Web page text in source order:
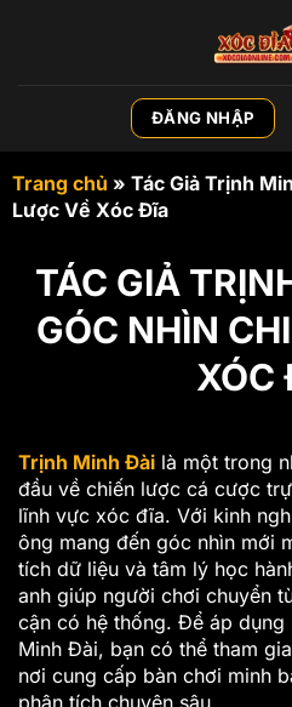
ĐĂNG NHẬP
Trang chủ » Tác Giả Trịnh
Lược Về Xóc Đĩa
TÁC GIẢ
GÓC NHÌN
XÓC
Trịnh Minh Đài là một trong
đầu về chiến lược cá cược
lĩnh vực xóc đĩa. Với kinh
ông mang đến góc nhìn mới
tích dữ liệu và tâm lý học
anh giúp người chơi chuyển
cận có hệ thống. Để áp
Minh Đài, bạn có thể tham
nơi cung cấp bàn chơi minh
phân tích chuyên sâu.